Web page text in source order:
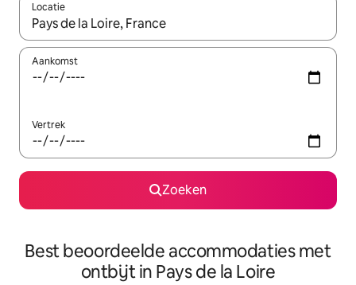
Locatie
Wanneer er resultaten beschikbaar zijn, maak je een keuze
Aankomst
Vertrek
Zoeken
Best beoordeelde accommodaties met
ontbijt in Pays de la Loire